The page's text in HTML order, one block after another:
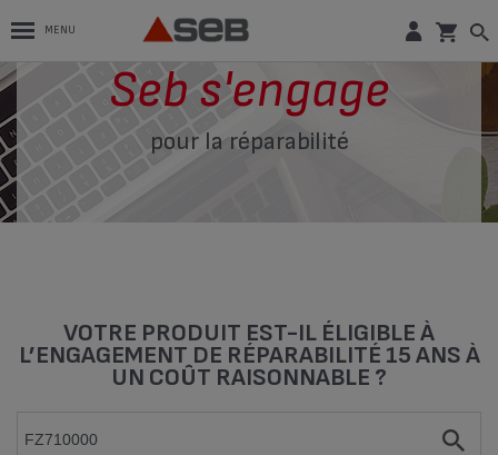
MENU
Seb s'engage
pour la réparabilité
VOTRE PRODUIT EST-IL ÉLIGIBLE À
L’ENGAGEMENT DE RÉPARABILITÉ 15 ANS À
UN COÛT RAISONNABLE ?